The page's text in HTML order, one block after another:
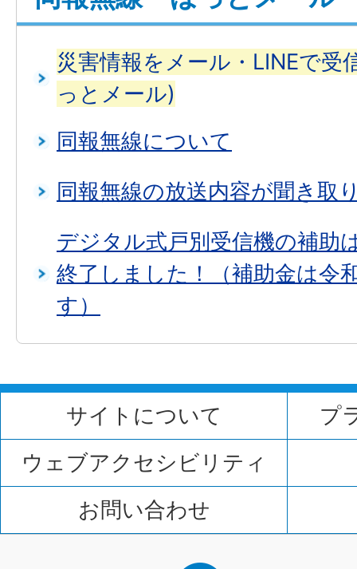
災害情報をメール・LINEで受
っとメール)
同報無線について
同報無線の放送内容が聞き取
デジタル式戸別受信機の補助
終了しました！（補助金は令
す）
サイトについて
プ
ウェブアクセシビリティ
お問い合わせ